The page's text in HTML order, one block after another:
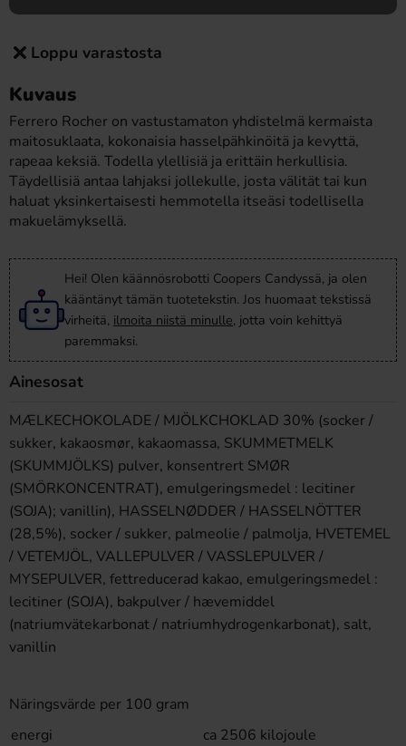
Loppu varastosta
Kuvaus
Ferrero Rocher on vastustamaton yhdistelmä kermaista
maitosuklaata, kokonaisia hasselpähkinöitä ja kevyttä,
rapeaa keksiä. Todella ylellisiä ja erittäin herkullisia.
Täydellisiä antaa lahjaksi jollekulle, josta välität tai kun
haluat yksinkertaisesti hemmotella itseäsi todellisella
makuelämyksellä.
Hei! Olen käännösrobotti Coopers Candyssä, ja olen
kääntänyt tämän tuotetekstin. Jos huomaat tekstissä
virheitä, ilmoita niistä minulle, jotta voin kehittyä
paremmaksi.
Ainesosat
MÆLKECHOKOLADE / MJÖLKCHOKLAD 30% (socker /
sukker, kakaosmør, kakaomassa, SKUMMETMELK
(SKUMMJÖLKS) pulver, konsentrert SMØR
(SMÖRKONCENTRAT), emulgeringsmedel : lecitiner
(SOJA); vanillin), HASSELNØDDER / HASSELNÖTTER
(28,5%), socker / sukker, palmeolie / palmolja, HVETEMEL
/ VETEMJÖL, VALLEPULVER / VASSLEPULVER /
MYSEPULVER, fettreducerad kakao, emulgeringsmedel :
lecitiner (SOJA), bakpulver / hævemiddel
(natriumvätekarbonat / natriumhydrogenkarbonat), salt,
vanillin
Näringsvärde per 100 gram
energi
ca 2506 kilojoule